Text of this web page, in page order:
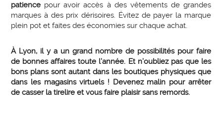
patience pour avoir accès à des vêtements de grandes
marques à des prix dérisoires. Évitez de payer la marque
plein pot et faites des économies sur chaque achat.
À Lyon, il y a un grand nombre de possibilités pour faire
de bonnes affaires toute l’année. Et n’oubliez pas que les
bons plans sont autant dans les boutiques physiques que
dans les magasins virtuels ! Devenez malin pour arrêter
de casser la tirelire et vous faire plaisir sans remords.